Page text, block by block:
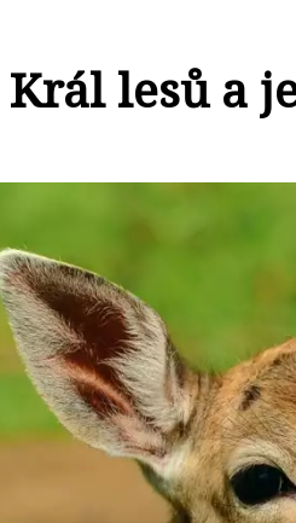
Král lesů a